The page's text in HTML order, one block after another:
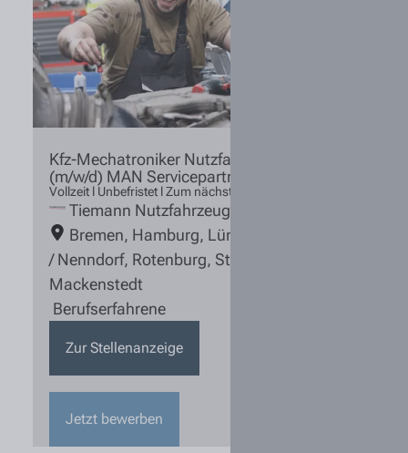
Kfz-Mechatroniker Nutzfahrzeugtechnik
(m/w/d) MAN Servicepartner
Vollzeit l Unbefristet l Zum nächstmöglichen Zeitpunkt
Tiemann Nutzfahrzeuge
Bremen, Hamburg, Lüneburg
/ Nenndorf, Rotenburg, Stuhr / Groß
Mackenstedt
Berufserfahrene
Zur Stellenanzeige
Jetzt bewerben